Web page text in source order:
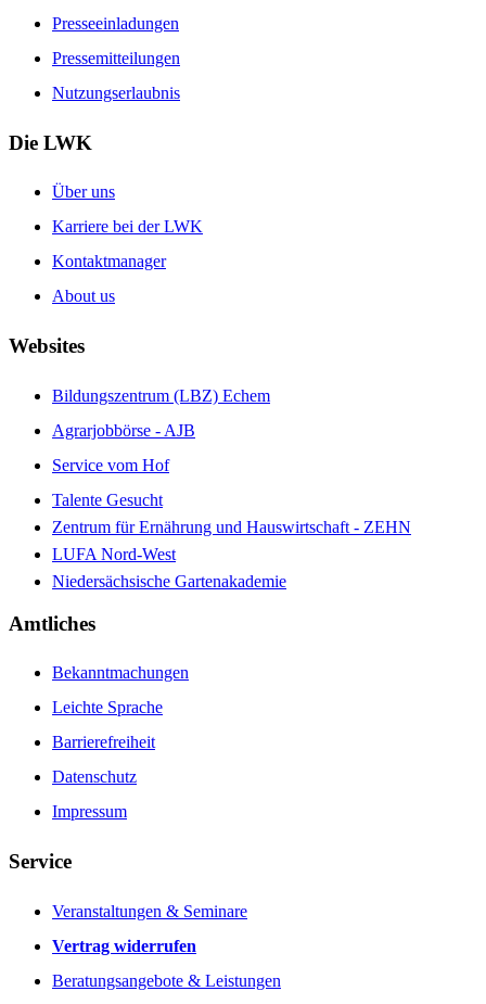
Presseeinladungen
Pressemitteilungen
Nutzungserlaubnis
Die LWK
Über uns
Karriere bei der LWK
Kontaktmanager
About us
Websites
Bildungszentrum (LBZ) Echem
Agrarjobbörse - AJB
Service vom Hof
Talente Gesucht
Zentrum für Ernährung und Hauswirtschaft - ZEHN
LUFA Nord-West
Niedersächsische Gartenakademie
Amtliches
Bekanntmachungen
Leichte Sprache
Barrierefreiheit
Datenschutz
Impressum
Service
Veranstaltungen & Seminare
Vertrag widerrufen
Beratungsangebote & Leistungen